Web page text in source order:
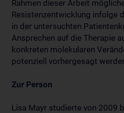
Rahmen dieser Arbeit
Resistenzentwicklung infolge
in der untersuchten
Ansprechen auf die Therapie
konkreten molekularen
potenziell vorhergesagt
Zur Person
Lisa Mayr studierte von 2009